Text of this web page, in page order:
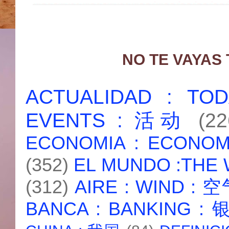
NO TE
ACTUALIDAD :
EVENTS : 活动
ECONOMIA :
(352) EL MUNDO :THE
(312) AIRE : WIND : 空
BANCA : BANKING :